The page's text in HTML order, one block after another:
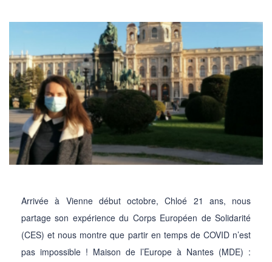
Arrivée à Vienne début octobre, Chloé 21 ans, nous
partage son expérience du Corps Européen de Solidarité
(CES) et nous montre que partir en temps de COVID n’est
pas impossible ! Maison de l’Europe à Nantes (MDE) :